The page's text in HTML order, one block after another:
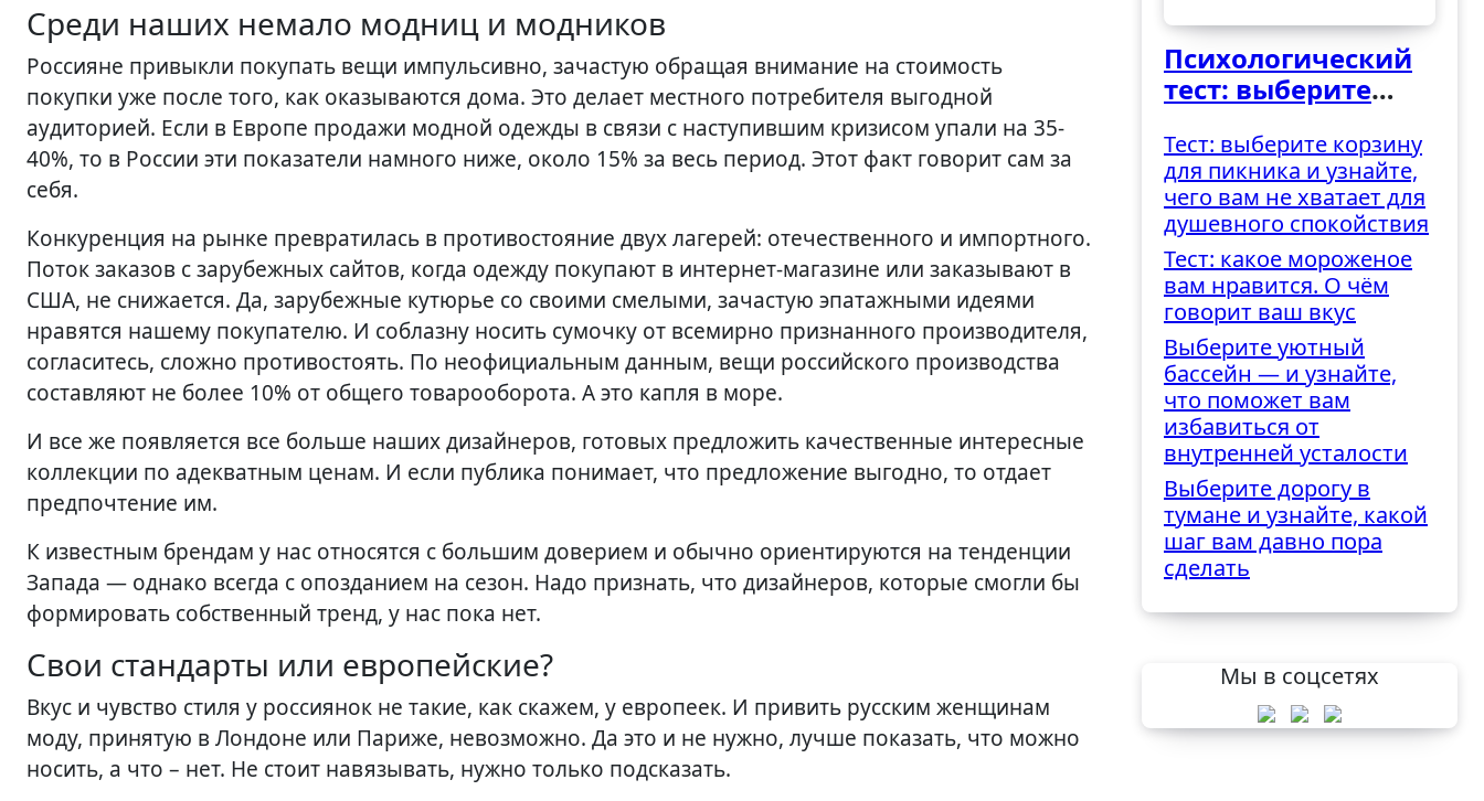
Среди наших немало модниц и модников
Россияне привыкли покупать вещи импульсивно, зачастую обращая внимание на стоимость
покупки уже после того, как оказываются дома. Это делает местного потребителя выгодной
аудиторией. Если в Европе продажи модной одежды в связи с наступившим кризисом упали на 35-
40%, то в России эти показатели намного ниже, около 15% за весь период. Этот факт говорит сам за
себя.
Конкуренция на рынке превратилась в противостояние двух лагерей: отечественного и импортного.
Поток заказов с зарубежных сайтов, когда одежду покупают в интернет-магазине или заказывают в
США, не снижается. Да, зарубежные кутюрье со своими смелыми, зачастую эпатажными идеями
нравятся нашему покупателю. И соблазну носить сумочку от всемирно признанного производителя,
согласитесь, сложно противостоять. По неофициальным данным, вещи российского производства
составляют не более 10% от общего товарооборота. А это капля в море.
И все же появляется все больше наших дизайнеров, готовых предложить качественные интересные
коллекции по адекватным ценам. И если публика понимает, что предложение выгодно, то отдает
предпочтение им.
К известным брендам у нас относятся с большим доверием и обычно ориентируются на тенденции
Запада — однако всегда с опозданием на сезон. Надо признать, что дизайнеров, которые смогли бы
формировать собственный тренд, у нас пока нет.
Свои стандарты или европейские?
Вкус и чувство стиля у россиянок не такие, как скажем, у европеек. И привить русским женщинам
моду, принятую в Лондоне или Париже, невозможно. Да это и не нужно, лучше показать, что можно
носить, а что – нет. Не стоит навязывать, нужно только подсказать.
Психологический
тест: выберите
как вы
справляетесь с
трудностями
Тест: выберите корзину
для пикника и узнайте,
чего вам не хватает для
душевного спокойствия
Тест: какое мороженое
вам нравится. О чём
говорит ваш вкус
Выберите уютный
бассейн — и узнайте,
что поможет вам
избавиться от
внутренней усталости
Выберите дорогу в
тумане и узнайте, какой
шаг вам давно пора
сделать
Мы в соцсетях